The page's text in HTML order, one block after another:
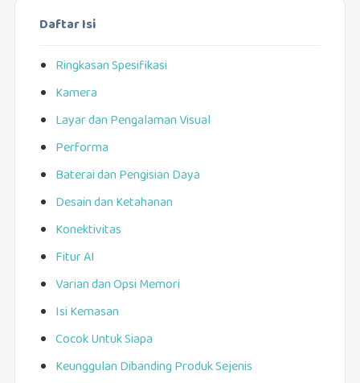
Daftar Isi
Ringkasan Spesifikasi
Kamera
Layar dan Pengalaman Visual
Performa
Baterai dan Pengisian Daya
Desain dan Ketahanan
Konektivitas
Fitur AI
Varian dan Opsi Memori
Isi Kemasan
Cocok Untuk Siapa
Keunggulan Dibanding Produk Sejenis